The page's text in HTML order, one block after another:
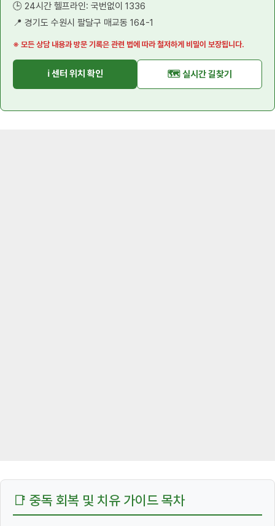
🕒 24시간 헬프라인: 국번없이 1336
📍 경기도 수원시 팔달구 매교동 164-1
※ 모든 상담 내용과 방문 기록은 관련 법에 따라 철저하게 비밀이 보장됩니다.
ℹ️ 센터 위치 확인 🗺️ 실시간 길찾기
📑 중독 회복 및 치유 가이드 목차